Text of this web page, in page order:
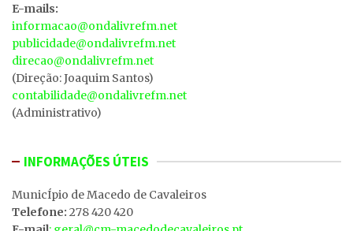
E-mails:
informacao@ondalivrefm.net
publicidade@ondalivrefm.net
direcao@ondalivrefm.net
(Direção: Joaquim Santos)
contabilidade@ondalivrefm.net
(Administrativo)
INFORMAÇÕES ÚTEIS
MunicÍpio de Macedo de Cavaleiros
Telefone: 278 420 420